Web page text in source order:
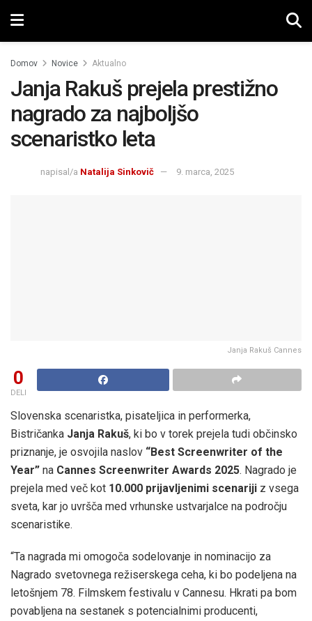
Domov Novice Aktualno
Janja Rakuš prejela prestižno
nagrado za najboljšo
scenaristko leta
napisal/a Natalija Sinkovič 9. marca, 2025
Janja Rakuš Cannes
0
DELI
Slovenska scenaristka, pisateljica in performerka,
Bistričanka Janja Rakuš, ki bo v torek prejela tudi občinsko
priznanje, je osvojila naslov “Best Screenwriter of the
Year” na Cannes Screenwriter Awards 2025. Nagrado je
prejela med več kot 10.000 prijavljenimi scenariji z vsega
sveta, kar jo uvršča med vrhunske ustvarjalce na področju
scenaristike.
“Ta nagrada mi omogoča sodelovanje in nominacijo za
Nagrado svetovnega režiserskega ceha, ki bo podeljena na
letošnjem 78. Filmskem festivalu v Cannesu. Hkrati pa bom
povabljena na sestanek s potencialnimi producenti,